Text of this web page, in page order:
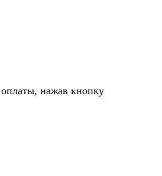
оплаты, нажав кнопку